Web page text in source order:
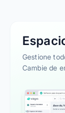
Gestione
Cambie de